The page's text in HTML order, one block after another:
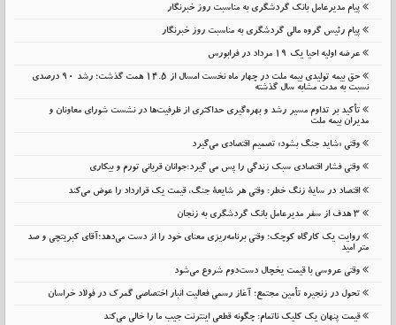
پیام مدیرعامل بانک گردشگری به مناسبت روز خبرنگار
پیام رئیس گروه مالی گردشگری به مناسبت روز خبرنگار
عرضه اولیه احیا یک ۱۹ مرداد در فرابورس
حق بیمه تولیدی بیمه ملت در چهار ماه نخست امسال از 14.5 همت گذشت؛ رشد 90 درصدی
نسبت به مدت مشابه سال گذشته
تأکید بر تداوم مسیر رشد و بهره‌گیری حداکثری از ظرفیت‌ها در نشست شورای معاونان و
مدیران بیمه ملت
وقتی «شاید جنگ بشود» تصمیم اقتصادی می‌گیرد
وقتی فشار اقتصادی سبک زندگی را پس می گیرد:جوانان قربانی تورم و بیکاری
اقتصاد در سایهٔ زنگ خطر: وقتی هر شایعهٔ جنگ، قیمت یک قرارداد را عوض می‌کند
۳ هدف از سفر مدیرعامل بانک گردشگری به زنجان
روایت یک کارگاه کوچک؛ وقتی برنامه‌ریزی معنای خود را از دست می‌دهد؛آقای کبریتچی و صد
متر امید
وقتی عروسی با قیمت یخچال دست‌دوم شروع می‌شود
تحول در زنجیره تأمین مجتمع؛ آغاز رسمی فعالیت انبار اختصاصی گمرک در فولاد خراسان
قیمت پنهان یک کلیک ناتمام: چگونه قطعی اینترنت جیب ما را خالی می‌کند